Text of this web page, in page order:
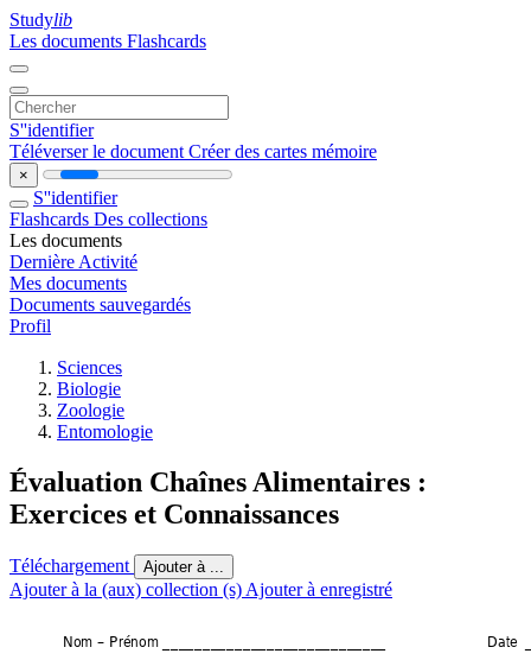
Studylib
Les documents Flashcards
S''identifier
Téléverser le document Créer des cartes mémoire
×
S''identifier
Flashcards Des collections
Les documents
Dernière Activité
Mes documents
Documents sauvegardés
Profil
Sciences
Biologie
Zoologie
Entomologie
Évaluation Chaînes Alimentaires :
Exercices et Connaissances
Téléchargement Ajouter à ...
Ajouter à la (aux) collection (s) Ajouter à enregistré
Nom – Prénom